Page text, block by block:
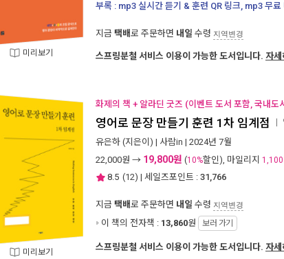
미리보기
부록 : mp3 실시간 듣기 & 훈련 QR 링크, mp3 무료
지금 택배로 주문하면 내일 수령 지역변경
스프링분철 서비스 이용이 가능한 도서입니다. 자세
미리보기
화제의 책 + 알라딘 굿즈 (이벤트 도서 포함, 국내도
영어로 문장 만들기 훈련 1차 임계점
유은하 (지은이) | 사람in | 2024년 7월
22,000원 → 19,800원 (10%할인), 마일리지 1,100
8.5 (12) | 세일즈포인트 : 31,766
지금 택배로 주문하면 내일 수령 지역변경
이 책의 전자책 : 13,860원 보러 가기
스프링분철 서비스 이용이 가능한 도서입니다. 자세